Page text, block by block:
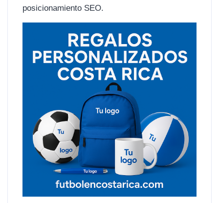
posicionamiento SEO.